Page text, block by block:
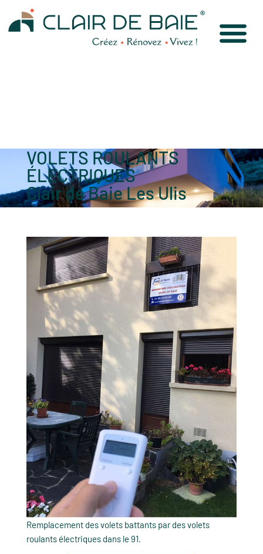
VOLETS ROULANTS
ÉLECTRIQUES
Clair de Baie Les Ulis
Remplacement des volets battants par des volets
roulants électriques dans le 91.